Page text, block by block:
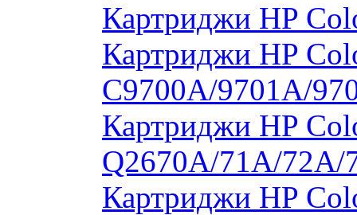
Картриджи HP
Картриджи HP
C9700A/9701A/
Картриджи HP
Q2670A/71A/
Картриджи HP